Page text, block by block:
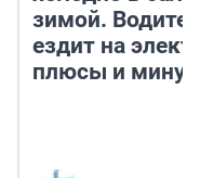
зимой.
ездит на
плюсы и